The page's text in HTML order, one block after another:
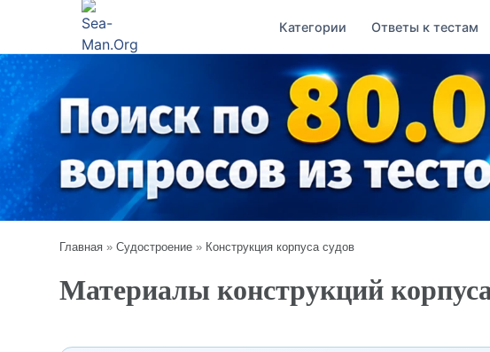
Категории Ответы к тестам
Главная »Судостроение » Конструкция корпуса судов
Материалы конструкций